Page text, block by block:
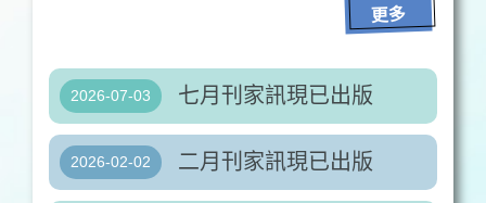
更多
2026-07-03 七月刊家訊現已出版
2026-02-02 二月刊家訊現已出版